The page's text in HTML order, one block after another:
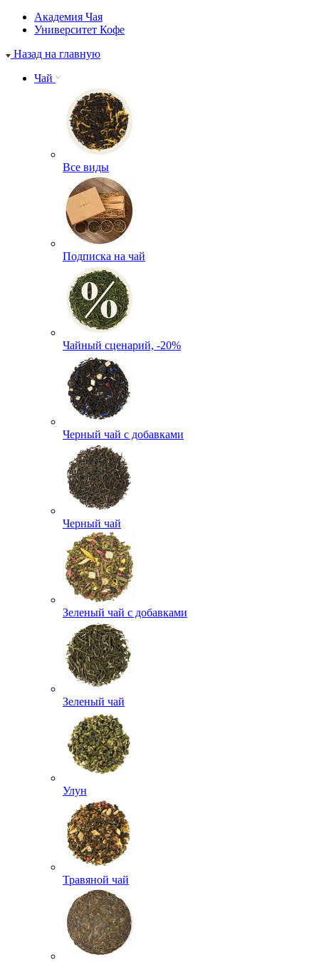
Академия Чая
Университет Кофе
Назад на главную
Чай
Все виды
Подписка на чай
Чайный сценарий, -20%
Черный чай с добавками
Черный чай
Зеленый чай с добавками
Зеленый чай
Улун
Травяной чай